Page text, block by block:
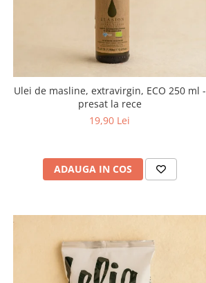
Ulei de masline, extravirgin, ECO 250 ml -
presat la rece
19,90 Lei
ADAUGA IN COS